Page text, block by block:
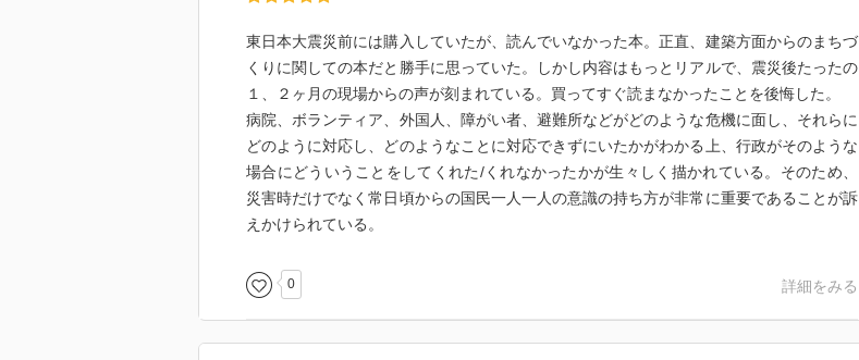
東日本大震災前には購入していたが、読んでいなかった本。正直、建築方面からのまちづ
くりに関しての本だと勝手に思っていた。しかし内容はもっとリアルで、震災後たったの
１、２ヶ月の現場からの声が刻まれている。買ってすぐ読まなかったことを後悔した。
病院、ボランティア、外国人、障がい者、避難所などがどのような危機に面し、それらに
どのように対応し、どのようなことに対応できずにいたかがわかる上、行政がそのような
場合にどういうことをしてくれた/くれなかったかが生々しく描かれている。そのため、
災害時だけでなく常日頃からの国民一人一人の意識の持ち方が非常に重要であることが訴
えかけられている。
0 詳細をみる